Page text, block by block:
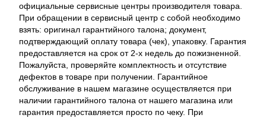
официальные сервисные центры производителя товара.
При обращении в сервисный центр с собой необходимо
взять: оригинал гарантийного талона; документ,
подтверждающий оплату товара (чек), упаковку. Гарантия
предоставляется на срок от 2-х недель до пожизненной.
Пожалуйста, проверяйте комплектность и отсутствие
дефектов в товаре при получении. Гарантийное
обслуживание в нашем магазине осуществляется при
наличии гарантийного талона от нашего магазина или
гарантия предоставляется просто по чеку. При